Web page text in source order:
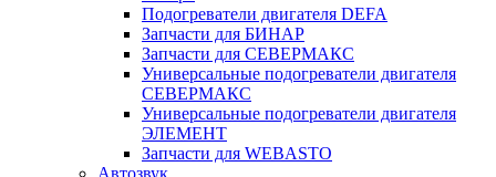
Подогреватели двигателя DEFA
Запчасти для БИНАР
Запчасти для СЕВЕРМАКС
Универсальные подогреватели двигателя
СЕВЕРМАКС
Универсальные подогреватели двигателя
ЭЛЕМЕНТ
Запчасти для WEBASTO
Автозвук